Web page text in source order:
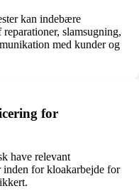
kan indebære
slamsugning,
med kunder og
for
have relevant
inden for kloakarbejde for